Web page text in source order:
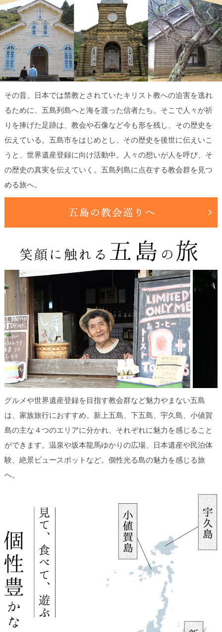
その昔、日本では禁教とされていたキリスト教への迫害を逃れ
るために、五島列島へと海を渡った信者たち。そこで人々が祈
りを捧げた足跡は、教会や石像など今も形を残し、その歴史を
伝えている。五島市をはじめとし、その歴史を後世に伝えいこ
うと、世界遺産登録に向け活動中。人々の想いが人を呼び、そ
の歴史の真実を伝えていく。五島列島に点在する教会群を見つ
める旅へ。
グルメや世界遺産登録を目指す教会群など魅力やまない五島
は、家族旅行におすすめ。新上五島、下五島、宇久島、小値賀
島の主な４つのエリアに分かれ、それぞれに魅力を感じること
ができます。温泉や坂本龍馬ゆかりの広場、日本遺産や民泊体
験、絶景ビュースポットなど。個性光る島の魅力を感じる旅
へ。